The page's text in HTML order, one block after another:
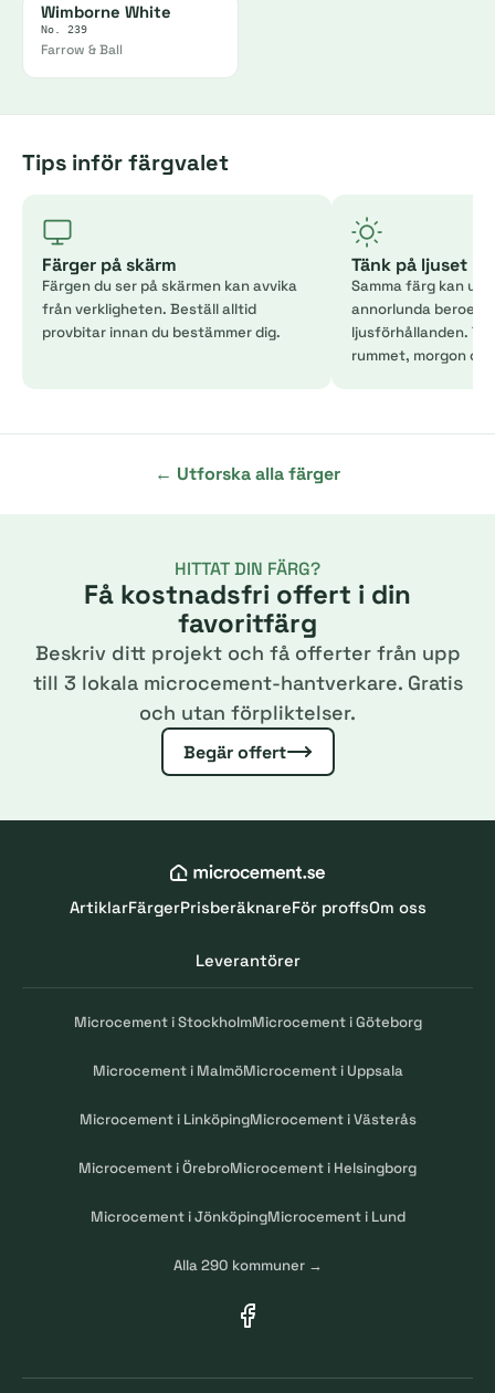
Wimborne White
No. 239
Farrow & Ball
Tips inför färgvalet
Färger på skärm
Färgen du ser på skärmen kan avvika
från verkligheten. Beställ alltid
provbitar innan du bestämmer dig.
Tänk på ljuset
Samma färg kan
annorlunda
ljusförhållanden.
rummet, morgon
← Utforska alla färger
HITTAT DIN FÄRG?
Få kostnadsfri offert i din
favoritfärg
Beskriv ditt projekt och få offerter från upp
till 3 lokala microcement-hantverkare. Gratis
och utan förpliktelser.
Begär offert
ArtiklarFärgerPrisberäknareFör proffsOm oss
Leverantörer
Microcement i StockholmMicrocement i Göteborg
Microcement i MalmöMicrocement i Uppsala
Microcement i LinköpingMicrocement i Västerås
Microcement i ÖrebroMicrocement i Helsingborg
Microcement i JönköpingMicrocement i Lund
Alla 290 kommuner →